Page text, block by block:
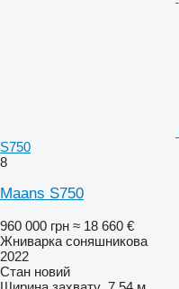
S750
8
Maans S750
960 000 грн ≈ 18 660 €
Жниварка соняшникова
2022
Стан новий